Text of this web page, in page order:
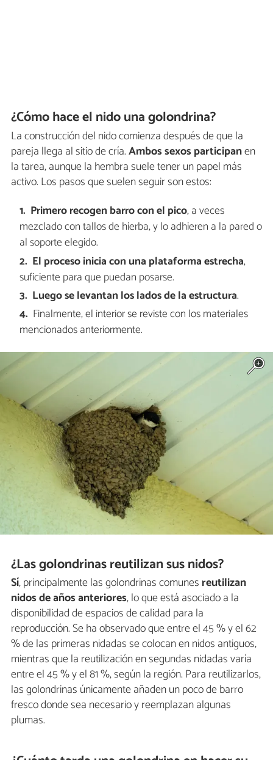
¿Cómo hace el nido una golondrina?
La construcción del nido comienza después de que la
pareja llega al sitio de cría.Ambos sexos participanen
la tarea, aunque la hembra suele tener un papel más
activo. Los pasos que suelen seguir son estos:
Primero recogen barro con el pico, a veces
mezclado con tallos de hierba, y lo adhieren a la pared o
al soporte elegido.
El proceso inicia con una plataforma estrecha,
suficiente para que puedan posarse.
Luego se levantan los lados de la estructura.
Finalmente, el interior se reviste con los materiales
mencionados anteriormente.
¿Las golondrinas reutilizan sus nidos?
Sí, principalmente las golondrinas comunes reutilizan
nidos de años anteriores, lo que está asociado a la
disponibilidad de espacios de calidad para la
reproducción. Se ha observado que entre el 45 % y el 62
% de las primeras nidadas se colocan en nidos antiguos,
mientras que la reutilización en segundas nidadas varía
entre el 45 % y el 81 %, según la región. Para reutilizarlos,
las golondrinas únicamente añaden un poco de barro
fresco donde sea necesario y reemplazan algunas
plumas.